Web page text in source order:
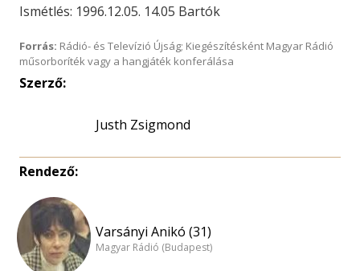
Ismétlés: 1996.12.05. 14.05 Bartók
Forrás: Rádió- és Televízió Újság; Kiegészítésként Magyar Rádió
műsorboríték vagy a hangjáték konferálása
Szerző:
Justh Zsigmond
Rendező:
Varsányi Anikó (31)
Magyar Rádió (Budapest)